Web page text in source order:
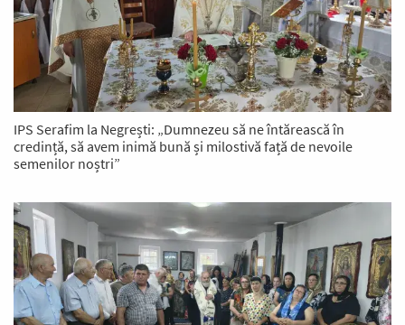
IPS Serafim la Negrești: „Dumnezeu să ne întărească în
credință, să avem inimă bună și milostivă față de nevoile
semenilor noștri”